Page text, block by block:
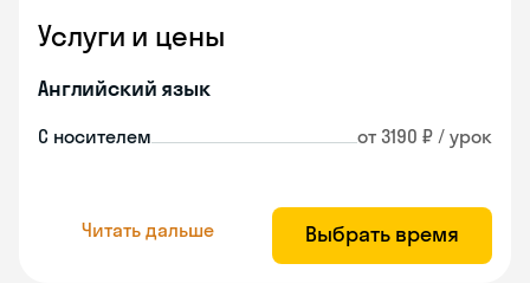
Услуги и цены
Английский язык
С носителем от 3190 ₽ / урок
Читать дальше Выбрать время